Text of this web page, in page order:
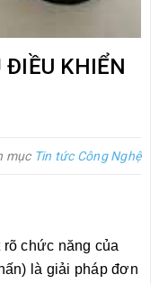
KHIỂN
mục Tin tức Công Nghệ
chức năng của
là giải pháp đơn